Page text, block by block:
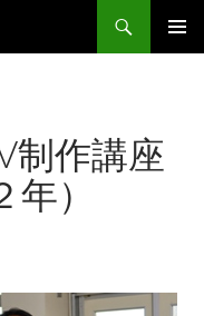
作講座
）